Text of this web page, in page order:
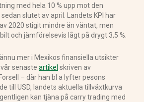
med hela 10 % upp mot den
slutet av april. Landets KPI har
2020 stigit mindre än väntat, men
och jämförelsevis lågt på drygt 3,5 %.
mer i Mexikos finansiella utsikter
senaste artikel skriven av
– där han bl a lyfter pesons
till USD, landets aktuella tillväxtkurva
kan tjäna på carry trading med